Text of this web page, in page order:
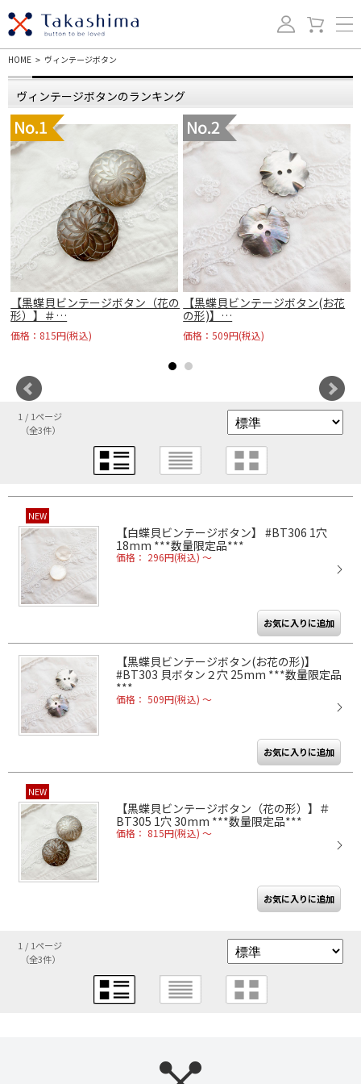
HOME > ヴィンテージボタン
ヴィンテージボタンのランキング
【黒蝶貝ビンテージボタン（花の
形）】＃…
価格：815円(税込)
【黒蝶貝ビンテージボタン(お花
の形)】…
価格：509円(税込)
1 / 1ページ
（全3件）
NEW
【白蝶貝ビンテージボタン】 #BT306 1穴
18mm ***数量限定品***
価格： 296円(税込) ～
【黒蝶貝ビンテージボタン(お花の形)】
#BT303 貝ボタン２穴 25mm ***数量限定品
***
価格： 509円(税込) ～
NEW
【黒蝶貝ビンテージボタン（花の形）】＃
BT305 1穴 30mm ***数量限定品***
価格： 815円(税込) ～
1 / 1ページ
（全3件）